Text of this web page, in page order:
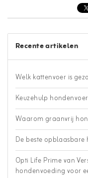
Recente artikelen
Welk kattenvoer is
Keuzehulp hondenvoer
Waarom graanvrij
De beste
Opti Life Prime van
hondenvoeding voor